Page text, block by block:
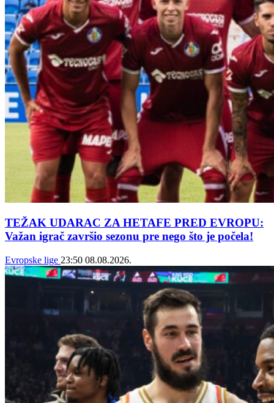
TEŽAK UDARAC ZA HETAFE PRED EVROPU:
Važan igrač završio sezonu pre nego što je počela!
Evropske lige 23:50 08.08.2026.